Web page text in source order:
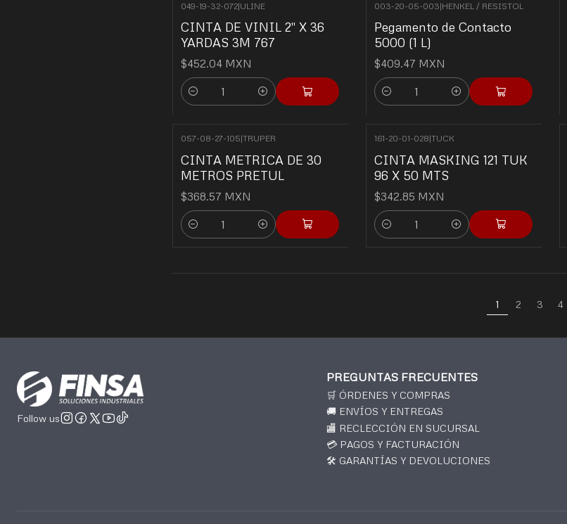
049-19-32-072|ULINE
CINTA DE VINIL 2" X 36
YARDAS 3M 767
$452.04 MXN
Quantity
003-20-05-003|HENKEL / RESISTOL
Pegamento de Contacto
5000 (1 L)
$409.47 MXN
Quantity
057-08-27-105|TRUPER
CINTA METRICA DE 30
METROS PRETUL
$368.57 MXN
Quantity
161-20-01-028|TUCK
CINTA MASKING 121 TUK
96 X 50 MTS
$342.85 MXN
Quantity
1 2 3 4
Follow us
PREGUNTAS FRECUENTES
🛒 ÓRDENES Y COMPRAS
🚚 ENVÍOS Y ENTREGAS
🏬 RECLECCIÓN EN SUCURSAL
💳 PAGOS Y FACTURACIÓN
🛠️ GARANTÍAS Y DEVOLUCIONES